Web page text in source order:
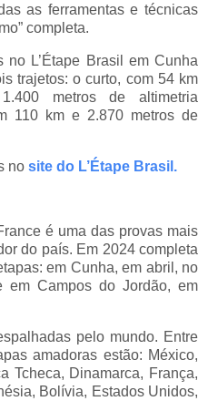
as ferramentas e técnicas
completa.
no L’Étape Brasil em Cunha
trajetos: o curto, com 54 km
metros de altimetria
110 km e 2.870 metros de
no site do L’Étape Brasil.
é uma das provas mais
do país. Em 2024 completa
em Cunha, em abril, no
Campos do Jordão, em
pelo mundo. Entre
amadoras estão: México,
Tcheca, Dinamarca, França,
Bolívia, Estados Unidos,